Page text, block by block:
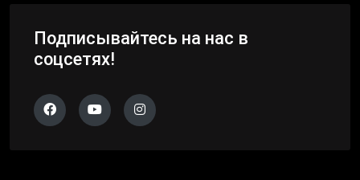
Подписывайтесь на нас в
соцсетях!